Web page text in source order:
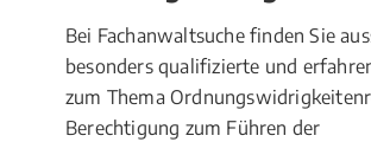
Bei Fachanwaltsuche finden Sie
besonders qualifizierte und
zum Thema
Berechtigung zum Führen der